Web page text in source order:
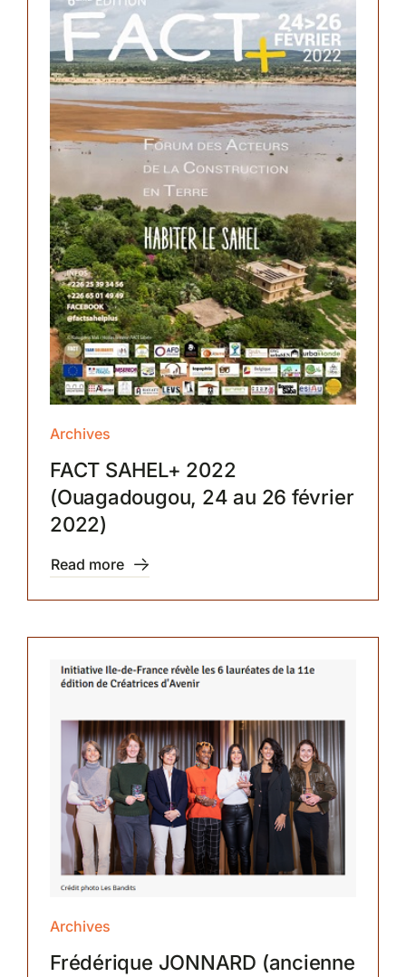
Archives
FACT SAHEL+ 2022
(Ouagadougou, 24 au 26 février
2022)
Read more
Archives
Frédérique JONNARD (ancienne